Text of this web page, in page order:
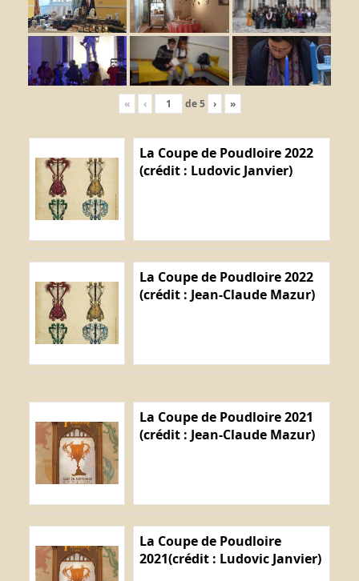
« ‹ de5 › »
La Coupe de Poudloire 2022
(crédit : Ludovic Janvier)
La Coupe de Poudloire 2022
(crédit : Jean-Claude Mazur)
La Coupe de Poudloire 2021
(crédit : Jean-Claude Mazur)
La Coupe de Poudloire
2021(crédit : Ludovic Janvier)